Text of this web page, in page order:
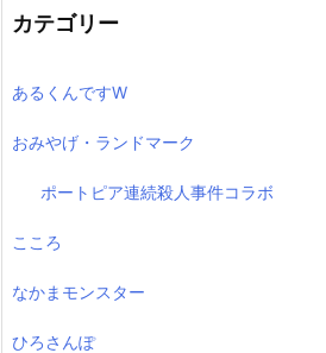
カテゴリー
あるくんですW
おみやげ・ランドマーク
ポートピア連続殺人事件コラボ
こころ
なかまモンスター
ひろさんぽ